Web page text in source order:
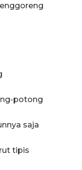
potong
saja
tipis